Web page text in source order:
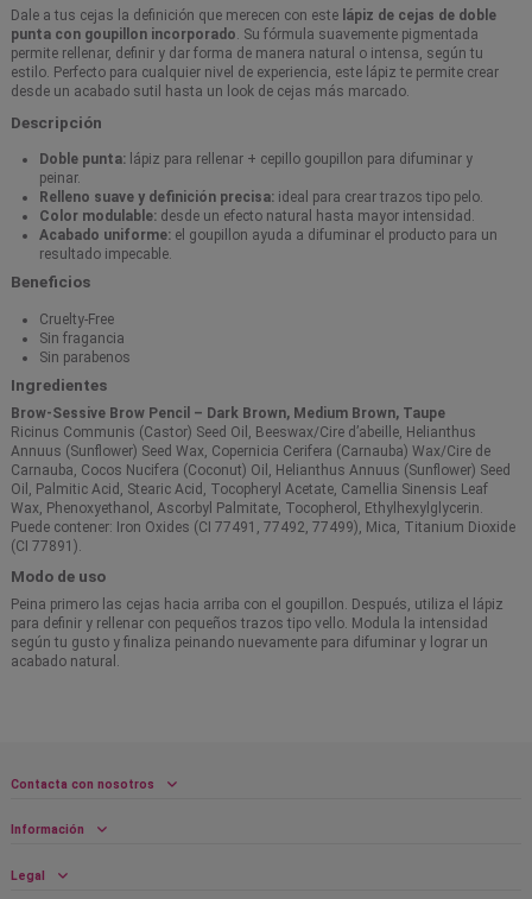
Dale a tus cejas la definición que merecen con este lápiz de cejas de doble
punta con goupillon incorporado. Su fórmula suavemente pigmentada
permite rellenar, definir y dar forma de manera natural o intensa, según tu
estilo. Perfecto para cualquier nivel de experiencia, este lápiz te permite crear
desde un acabado sutil hasta un look de cejas más marcado.
Descripción
Doble punta: lápiz para rellenar + cepillo goupillon para difuminar y
peinar.
Relleno suave y definición precisa: ideal para crear trazos tipo pelo.
Color modulable: desde un efecto natural hasta mayor intensidad.
Acabado uniforme: el goupillon ayuda a difuminar el producto para un
resultado impecable.
Beneficios
Cruelty-Free
Sin fragancia
Sin parabenos
Ingredientes
Brow-Sessive Brow Pencil – Dark Brown, Medium Brown, Taupe
Ricinus Communis (Castor) Seed Oil, Beeswax/Cire d’abeille, Helianthus
Annuus (Sunflower) Seed Wax, Copernicia Cerifera (Carnauba) Wax/Cire de
Carnauba, Cocos Nucifera (Coconut) Oil, Helianthus Annuus (Sunflower) Seed
Oil, Palmitic Acid, Stearic Acid, Tocopheryl Acetate, Camellia Sinensis Leaf
Wax, Phenoxyethanol, Ascorbyl Palmitate, Tocopherol, Ethylhexylglycerin.
Puede contener: Iron Oxides (CI 77491, 77492, 77499), Mica, Titanium Dioxide
(CI 77891).
Modo de uso
Peina primero las cejas hacia arriba con el goupillon. Después, utiliza el lápiz
para definir y rellenar con pequeños trazos tipo vello. Modula la intensidad
según tu gusto y finaliza peinando nuevamente para difuminar y lograr un
acabado natural.
Contacta con nosotros
Información
Legal